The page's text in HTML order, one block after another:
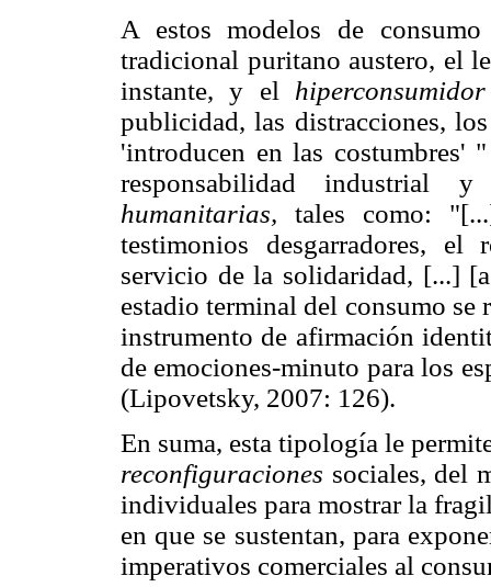
A estos modelos de
tradicional puritano austero, el
instante, y el
publicidad, las distracciones,
'introducen en las costumbres'
responsabilidad
humanitarias, tales como:
testimonios desgarradores,
servicio de la solidaridad, [...]
estadio terminal del consumo
instrumento de afirmación
de emociones-minuto para los
(Lipovetsky, 2007: 126).
En suma, esta tipología le
reconfiguraciones sociales, del
individuales para mostrar la
en que se sustentan, para
imperativos comerciales al